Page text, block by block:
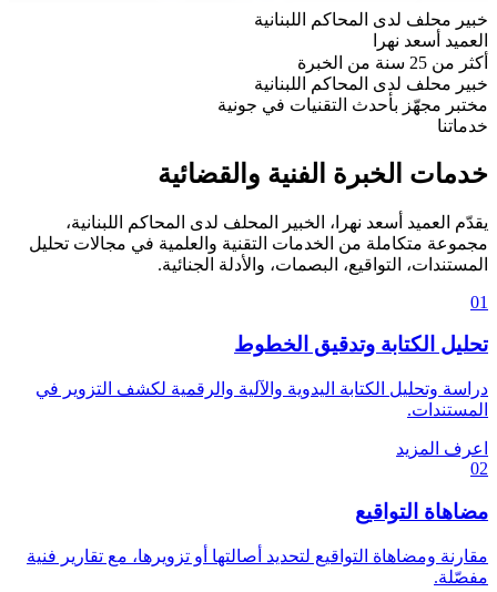
خبير محلف لدى المحاكم اللبنانية
العميد أسعد نهرا
أكثر من 25 سنة من الخبرة
خبير محلف لدى المحاكم اللبنانية
مختبر مجهّز بأحدث التقنيات في جونية
خدماتنا
خدمات الخبرة الفنية والقضائية
يقدّم العميد أسعد نهرا، الخبير المحلف لدى المحاكم اللبنانية،
مجموعة متكاملة من الخدمات التقنية والعلمية في مجالات تحليل
المستندات، التواقيع، البصمات، والأدلة الجنائية.
01
تحليل الكتابة وتدقيق الخطوط
دراسة وتحليل الكتابة اليدوية والآلية والرقمية لكشف التزوير في
المستندات.
اعرف المزيد
02
مضاهاة التواقيع
مقارنة ومضاهاة التواقيع لتحديد أصالتها أو تزويرها، مع تقارير فنية
مفصّلة.